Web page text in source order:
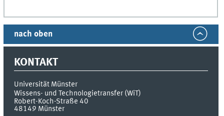
nach oben
KONTAKT
Universität Münster
Wissens- und Technologietransfer (WiT)
Robert-Koch-Straße 40
48149 Münster